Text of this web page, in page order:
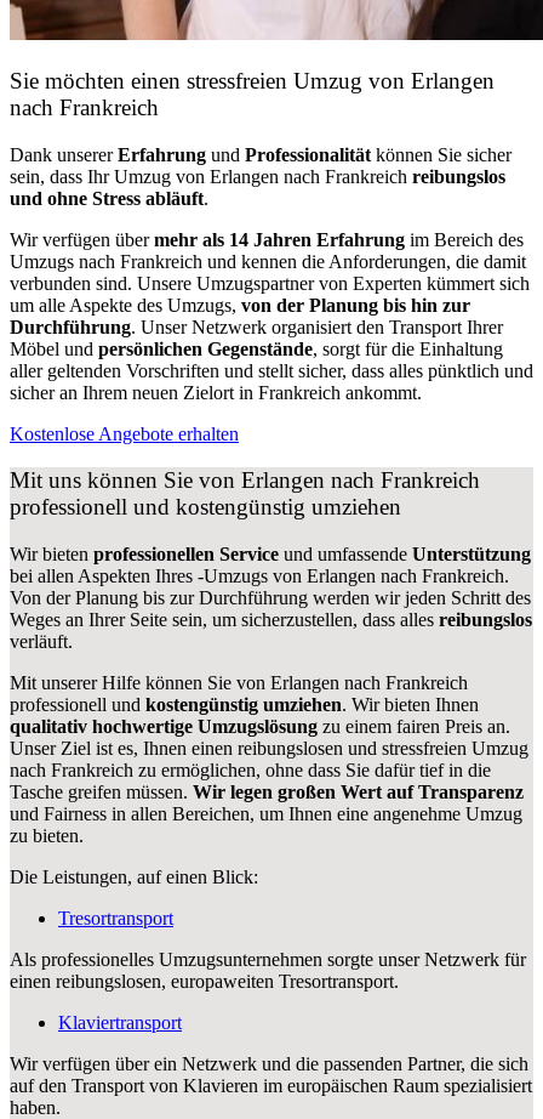
Sie möchten einen stressfreien Umzug von Erlangen
nach Frankreich
Dank unsererErfahrung und Professionalität können Sie sicher
sein, dass Ihr Umzug von Erlangen nach Frankreich reibungslos
und ohne Stress abläuft.
Wir verfügen übermehr als 14 Jahren Erfahrung im Bereich des
Umzugs nach Frankreich und kennen die Anforderungen, die damit
verbunden sind. Unsere Umzugspartner von Experten kümmert sich
um alle Aspekte des Umzugs, von der Planung bis hin zur
Durchführung. Unser Netzwerk organisiert den Transport Ihrer
Möbel und persönlichen Gegenstände, sorgt für die Einhaltung
aller geltenden Vorschriften und stellt sicher, dass alles pünktlich und
sicher an Ihrem neuen Zielort in Frankreich ankommt.
Kostenlose Angebote erhalten
Mit uns können Sie von Erlangen nach Frankreich
professionell und kostengünstig umziehen
Wir bieten professionellen Service und umfassende Unterstützung
bei allen Aspekten Ihres -Umzugs von Erlangen nach Frankreich.
Von der Planung bis zur Durchführung werden wir jeden Schritt des
Weges an Ihrer Seite sein, um sicherzustellen, dass alles reibungslos
verläuft.
Mit unserer Hilfe können Sie von Erlangen nach Frankreich
professionell und kostengünstig umziehen. Wir bieten Ihnen
qualitativ hochwertige Umzugslösung zu einem fairen Preis an.
Unser Ziel ist es, Ihnen einen reibungslosen und stressfreien Umzug
nach Frankreich zu ermöglichen, ohne dass Sie dafür tief in die
Tasche greifen müssen. Wir legen großen Wert auf Transparenz
und Fairness in allen Bereichen, um Ihnen eine angenehme Umzug
zu bieten.
Die Leistungen, auf einen Blick:
Tresortransport
Als professionelles Umzugsunternehmen sorgte unser Netzwerk für
einen reibungslosen, europaweiten Tresortransport.
Klaviertransport
Wir verfügen über ein Netzwerk und die passenden Partner, die sich
auf den Transport von Klavieren im europäischen Raum spezialisiert
haben.